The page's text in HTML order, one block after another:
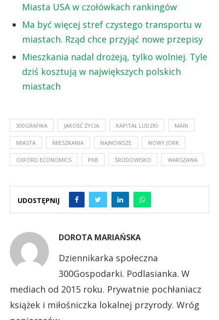
Miasta USA w czołówkach rankingów
Ma być więcej stref czystego transportu w
miastach. Rząd chce przyjąć nowe przepisy
Mieszkania nadal drożeją, tylko wolniej. Tyle
dziś kosztują w największych polskich
miastach
300GRAFIKA JAKOŚĆ ŻYCIA KAPITAŁ LUDZKI MAIN
MIASTA MIESZKANIA NAJNOWSZE NOWY JORK
OXFORD ECONOMICS PKB ŚRODOWISKO WARSZAWA
UDOSTĘPNIJ
DOROTA MARIAŃSKA
Dziennikarka społeczna
300Gospodarki. Podlasianka. W
mediach od 2015 roku. Prywatnie pochłaniacz
książek i miłośniczka lokalnej przyrody. Wróg